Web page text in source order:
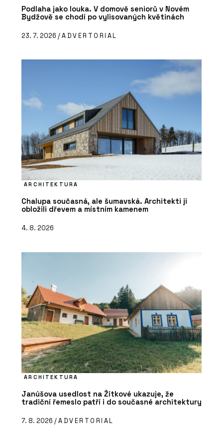
Podlaha jako louka. V domově seniorů v Novém
Bydžově se chodí po vylisovaných květinách
23. 7. 2026 /ADVERTORIAL
ARCHITEKTURA
Chalupa současná, ale šumavská. Architekti ji
obložili dřevem a místním kamenem
4. 8. 2026
ARCHITEKTURA
Janúšova usedlost na Žítkové ukazuje, že
tradiční řemeslo patří i do současné architektury
7. 8. 2026 /ADVERTORIAL